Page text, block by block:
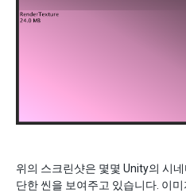
위의 스크린샷은 몇몇 Unity의 시
단한 씬을 보여주고 있습니다. 이